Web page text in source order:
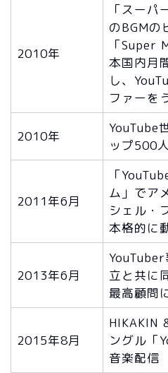
2010年
「スーパ
のBGMの
「Super
本国内月
し、
ファーを
2010年
YouTube
ップ500
2011年6月
「
ム」でア
シェル・
本格的に
2013年6月
立と共に
最高顧問
2015年8月
HIKAKIN
ングル「
音楽配信